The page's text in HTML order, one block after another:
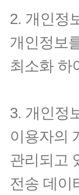
2. 개인정
개인정보
최소화 하
3. 개인정
이용자의
관리되고
전송 데이